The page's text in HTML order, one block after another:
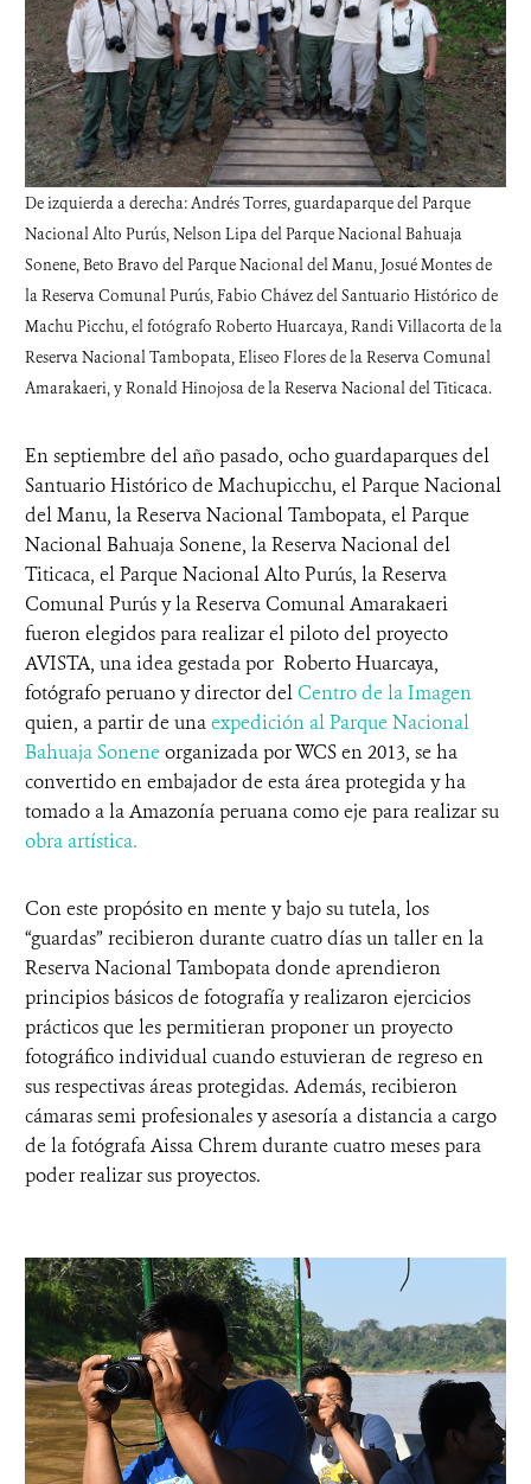
De izquierda a derecha: Andrés Torres, guardaparque del Parque
Nacional Alto Purús, Nelson Lipa del Parque Nacional Bahuaja
Sonene, Beto Bravo del Parque Nacional del Manu, Josué Montes de
la Reserva Comunal Purús, Fabio Chávez del Santuario Histórico de
Machu Picchu, el fotógrafo Roberto Huarcaya, Randi Villacorta de la
Reserva Nacional Tambopata, Eliseo Flores de la Reserva Comunal
Amarakaeri, y Ronald Hinojosa de la Reserva Nacional del Titicaca.
En septiembre del año pasado, ocho guardaparques del
Santuario Histórico de Machupicchu, el Parque Nacional
del Manu, la Reserva Nacional Tambopata, el Parque
Nacional Bahuaja Sonene, la Reserva Nacional del
Titicaca, el Parque Nacional Alto Purús, la Reserva
Comunal Purús y la Reserva Comunal Amarakaeri
fueron elegidos para realizar el piloto del proyecto
AVISTA, una idea gestada por Roberto Huarcaya,
fotógrafo peruano y director del Centro de la Imagen
quien, a partir de unaexpedición al Parque Nacional
Bahuaja Soneneorganizada por WCS en 2013, se ha
convertido en embajador de esta área protegida y ha
tomado a la Amazonía peruana como eje para realizar su
obra artística.
Con este propósito en mente y bajo su tutela, los
“guardas” recibieron durante cuatro días un taller en la
Reserva Nacional Tambopata donde aprendieron
principios básicos de fotografía y realizaron ejercicios
prácticos que les permitieran proponer un proyecto
fotográfico individual cuando estuvieran de regreso en
sus respectivas áreas protegidas. Además, recibieron
cámaras semi profesionales y asesoría a distancia a cargo
de la fotógrafa Aissa Chrem durante cuatro meses para
poder realizar sus proyectos.